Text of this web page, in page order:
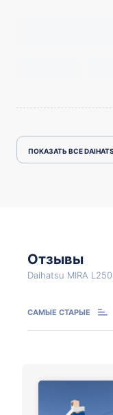
ПОКАЗАТЬ ВСЕ
Отзывы
Daihatsu MIRA
САМЫЕ СТАРЫЕ